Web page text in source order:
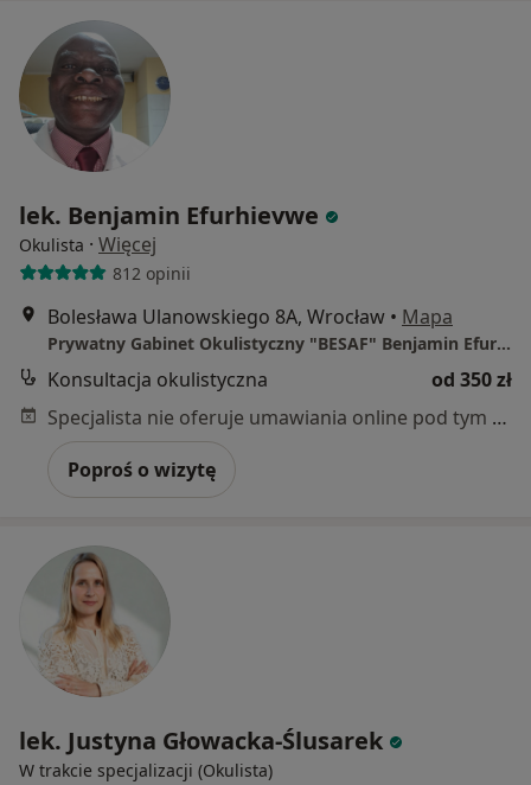
lek. Benjamin Efurhievwe
Okulista · Więcej
812 opinii
Bolesława Ulanowskiego 8A, Wrocław • Mapa
Prywatny Gabinet Okulistyczny "BESAF" Benjamin Efurhievwe
Konsultacja okulistyczna
od 350 zł
Specjalista nie oferuje umawiania online pod tym adresem.
Poproś o wizytę
lek. Justyna Głowacka-Ślusarek
W trakcie specjalizacji (Okulista)